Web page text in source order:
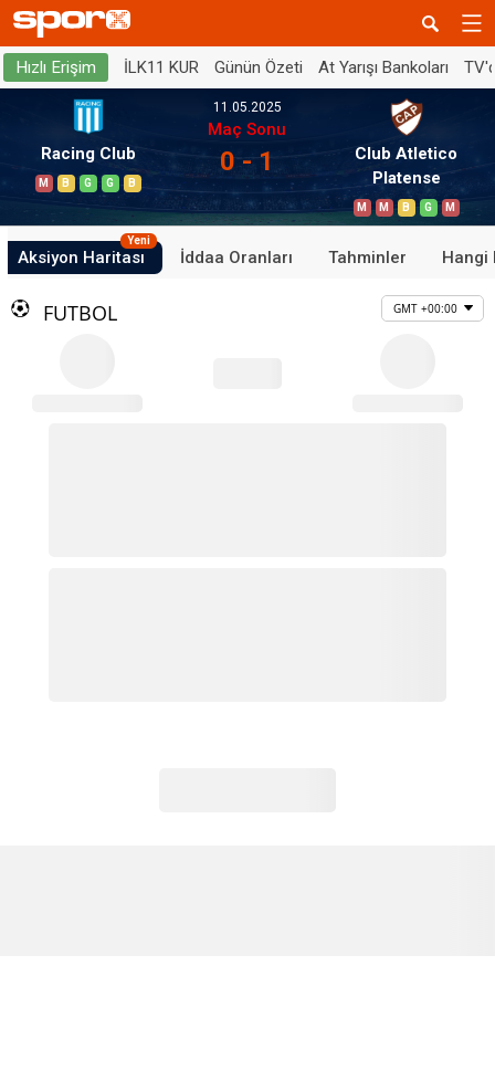
Hızlı Erişim İLK11 KUR Günün Özeti At Yarışı Bankoları
Racing Club
M B G G B
11.05.2025
Maç Sonu
0 - 1
Club Atletico
Platense
M M B G M
Aksiyon Haritası
Yeni
İddaa Oranları Tahminler Hangi
FUTBOL GMT +00:00